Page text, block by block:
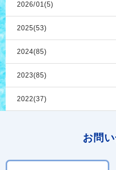
2026/01(5)
2025(53)
2024(85)
2023(85)
2022(37)
お問